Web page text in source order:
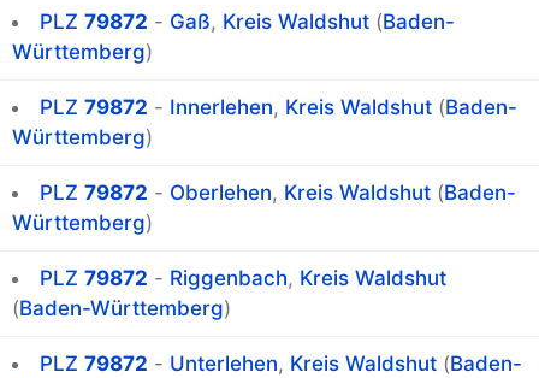
PLZ 79872 - Gaß, Kreis Waldshut (Baden-
Württemberg)
PLZ 79872 - Innerlehen, Kreis Waldshut (Baden-
Württemberg)
PLZ 79872 - Oberlehen, Kreis Waldshut (Baden-
Württemberg)
PLZ 79872 - Riggenbach, Kreis Waldshut
(Baden-Württemberg)
PLZ 79872 - Unterlehen, Kreis Waldshut (Baden-